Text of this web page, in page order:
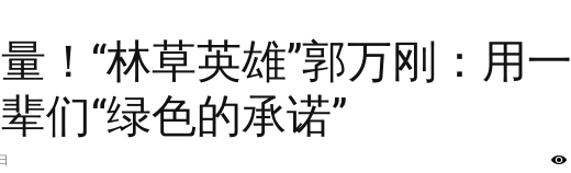
！“林草英雄”郭万刚：用一
们“绿色的承诺”